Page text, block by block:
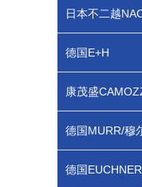
日本不二越
德国E+H
康茂盛
德国MURR/穆
德国EUCHNER